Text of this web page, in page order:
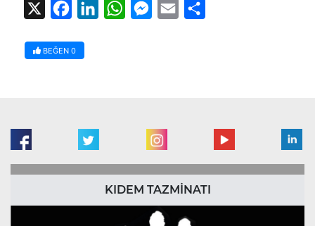
FacebookLinkedInWhatsAppMessenger
Email
BEĞEN 0
KIDEM TAZMİNATI